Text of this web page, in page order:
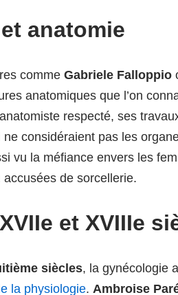
anatomie
comme Gabriele Falloppio
anatomiques que l’on
respecté, ses
considéraient pas les
vu la méfiance envers les
de sorcellerie.
et XVIIIe
siècles, la gynécologie
la physiologie. Ambroise